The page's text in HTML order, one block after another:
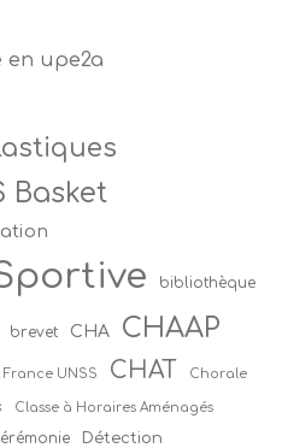
en upe2a
Basket
bibliothèque
brevet CHA CHAAP
UNSS CHAT Chorale
Classe à Horaires Aménagés
Détection